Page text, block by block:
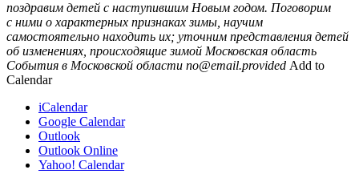
поздравим детей с наступившим Новым годом. Поговорим
с ними о характерных признаках зимы, научим
самостоятельно находить их; уточним представления детей
об изменениях, происходящие зимой Московская область
События в Московской области no@email.provided Add to
Calendar
iCalendar
Google Calendar
Outlook
Outlook Online
Yahoo! Calendar